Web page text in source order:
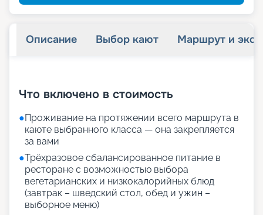
Описание Выбор кают Маршрут и
Что включено в стоимость
●Проживание на протяжении всего маршрута в
каюте выбранного класса — она закрепляется
за вами
●Трёхразовое сбалансированное питание в
ресторане с возможностью выбора
вегетарианских и низкокалорийных блюд
(завтрак – шведский стол, обед и ужин –
выборное меню)